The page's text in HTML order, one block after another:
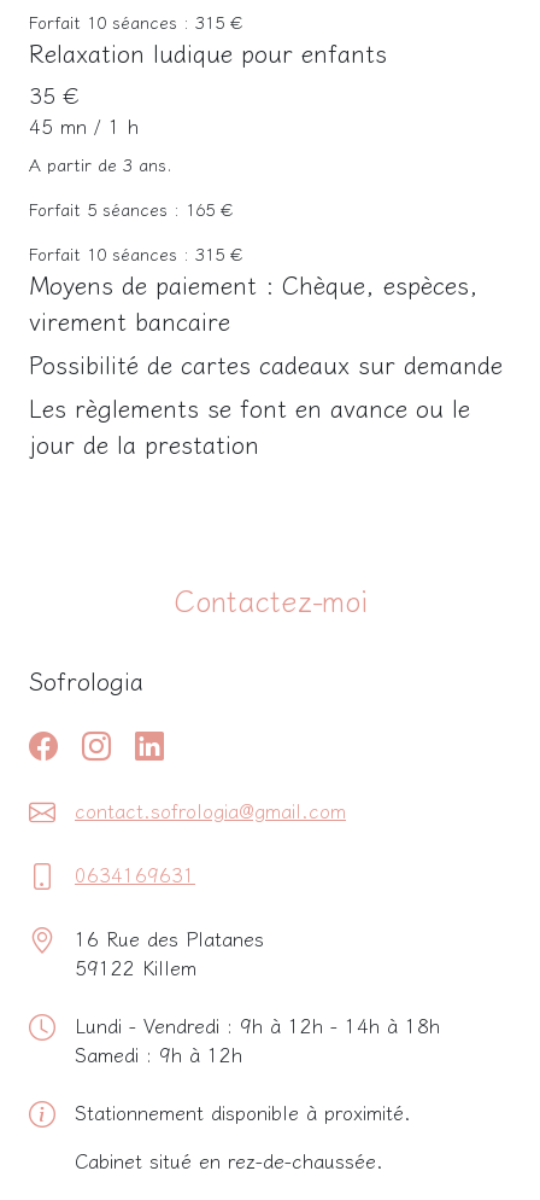
Forfait 10 séances : 315 €
Relaxation ludique pour enfants
35 €
45 mn / 1 h
A partir de 3 ans.
Forfait 5 séances : 165 €
Forfait 10 séances : 315 €
Moyens de paiement : Chèque, espèces,
virement bancaire
Possibilité de cartes cadeaux sur demande
Les règlements se font en avance ou le
jour de la prestation
Contactez-moi
Sofrologia
contact.sofrologia@gmail.com
0634169631
16 Rue des Platanes
59122 Killem
Lundi - Vendredi : 9h à 12h - 14h à 18h
Samedi : 9h à 12h
Stationnement disponible à proximité.
Cabinet situé en rez-de-chaussée.